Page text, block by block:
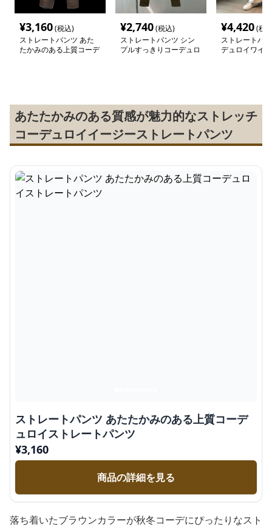
¥3,160(税込)
ストレートパンツ あた
たかみのある上質コーデ
¥2,740(税込)
ストレートパンツ シン
プルすっきりコーデュロ
¥4,420(税
ストレートパ
デュロイワイ
あたたかみのある質感が魅力的なストレッチ
コーデュロイイージーストレートパンツ
ストレートパンツ あたたかみのある上質コーデ
ュロイストレートパンツ
¥3,160
商品の詳細を見る
落ち着いたブラウンカラーが秋冬コーデにぴったりなスト